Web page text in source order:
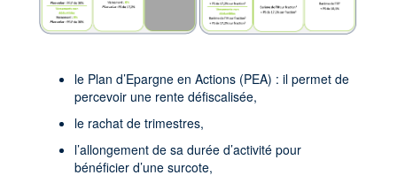
le Plan d’Epargne en Actions (PEA) : il permet de
percevoir une rente défiscalisée,
le rachat de trimestres,
l’allongement de sa durée d’activité pour
bénéficier d’une surcote,